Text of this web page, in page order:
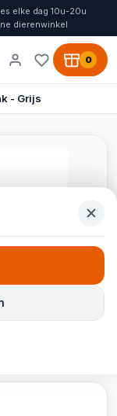
elke dag 10u-20u
dierenwinkel
0
- Grijs